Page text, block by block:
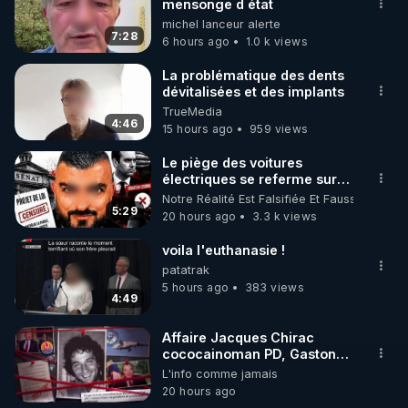
🌱 INSTAGRAM
https://www.instagram.com/rdlr_thierrycasasnovas/
http://rgnr.li/instagram
🌱 LA NEWSLETTER
Pour ne pas rater l’actualité RGNR (stages,
http://rgnr.li/news
🌱 VIDÉOS NON CENSURÉES SUR ODYSEE
Toutes les vidéos Youtube sont aussi sur la
http://rgnr.li/odysee
🌱 LES STAGES EN PRÉSENTIEL
http://rgnr.li/stages
7:28
mensonge d état
michel lanceur alerte
6 hours ago
1.0 k views
4:46
La problématique des dents
dévitalisées et des implants
TrueMedia
15 hours ago
959 views
5:29
Le piège des voitures
électriques se referme sur
les usagers !
Notre Réalité Est Falsifiée Et Fausse
20 hours ago
3.3 k views
4:49
voila l'euthanasie !
patatrak
5 hours ago
383 views
Affaire Jacques Chirac
cococainoman PD, Gaston
Flosse IDEM, les barbouses,
mort du journaliste Jean-
Pascal Couraud dit JPK par
L'info comme jamais
20 hours ago